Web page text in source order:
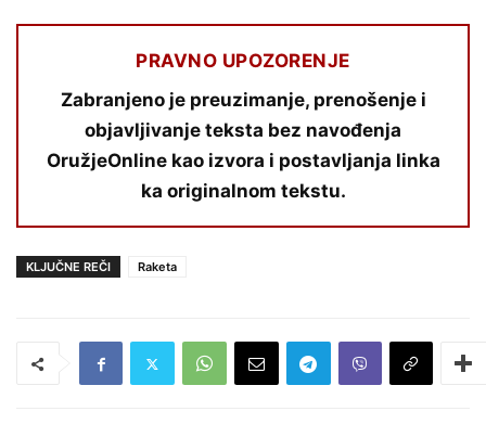
PRAVNO UPOZORENJE
Zabranjeno je preuzimanje, prenošenje i
objavljivanje teksta bez navođenja
OružjeOnline kao izvora i postavljanja linka
ka originalnom tekstu.
KLJUČNE REČI Raketa